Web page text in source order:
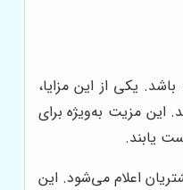
یکی از این مزایا،
این مزیت به‌ویژه برای
یابند.
اعلام می‌شود. این